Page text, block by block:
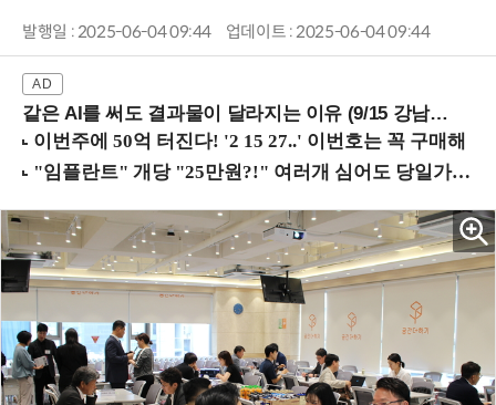
발행일 : 2025-06-04 09:44 업데이트 : 2025-06-04 09:44
같은 AI를 써도 결과물이 달라지는 이유 (9/15 강남역)